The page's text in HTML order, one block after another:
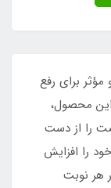
و مؤثر برای رفع
محصول،
را از دست
را افزایش
هر نوبت